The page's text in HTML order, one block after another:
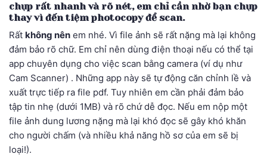
chụp rất nhanh và rõ nét, em chỉ cần nhờ bạn chụp
thay vì đến tiệm photocopy để scan.
Rất không nên em nhé. Vì file ảnh sẽ rất nặng mà lại không
đảm bảo rõ chữ. Em chỉ nên dùng điện thoại nếu có thể tại
app chuyên dụng cho việc scan bằng camera (ví dụ như
Cam Scanner) . Những app này sẽ tự động căn chỉnh lề và
xuất trực tiếp ra file pdf. Tuy nhiên em cần phải đảm bảo
tập tin nhẹ (dưới 1MB) và rõ chứ dễ đọc. Nếu em nộp một
file ảnh dung lương nặng mà lại khó đọc sẽ gây khó khăn
cho người chấm (và nhiều khả năng hồ sơ của em sẽ bị
loại!).